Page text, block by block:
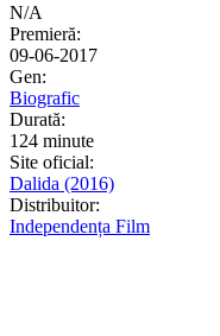
N/A
Premieră:
09-06-2017
Gen:
Biografic
Durată:
124 minute
Site oficial:
Dalida (2016)
Distribuitor:
Independența Film